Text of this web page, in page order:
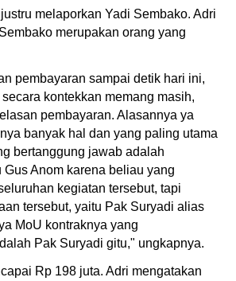
melaporkan Yadi Sembako. Adri
merupakan orang yang
pembayaran sampai detik hari ini,
kontekkan memang masih,
pembayaran. Alasannya ya
banyak hal dan yang paling utama
bertanggung jawab adalah
Gus Anom karena beliau yang
kegiatan tersebut, tapi
tersebut, yaitu Pak Suryadi alias
MoU kontraknya yang
Pak Suryadi gitu," ungkapnya.
Rp 198 juta. Adri mengatakan